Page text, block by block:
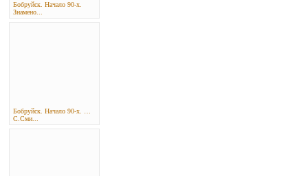
Бобруйск. Начало 90-х.
Знамено...
Бобруйск. Начало 90-х. …
С.Сми...